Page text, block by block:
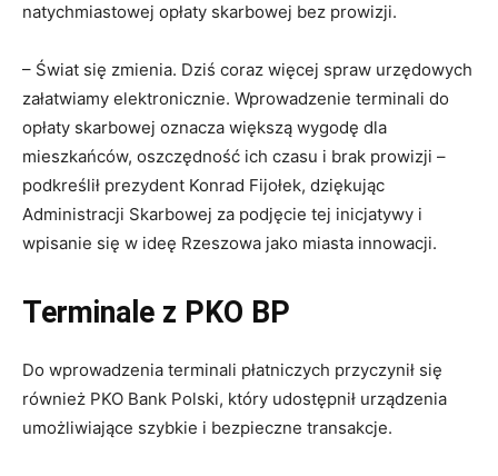
natychmiastowej opłaty skarbowej bez prowizji.
– Świat się zmienia. Dziś coraz więcej spraw urzędowych
załatwiamy elektronicznie. Wprowadzenie terminali do
opłaty skarbowej oznacza większą wygodę dla
mieszkańców, oszczędność ich czasu i brak prowizji –
podkreślił prezydent Konrad Fijołek, dziękując
Administracji Skarbowej za podjęcie tej inicjatywy i
wpisanie się w ideę Rzeszowa jako miasta innowacji.
Terminale z PKO BP
Do wprowadzenia terminali płatniczych przyczynił się
również PKO Bank Polski, który udostępnił urządzenia
umożliwiające szybkie i bezpieczne transakcje.